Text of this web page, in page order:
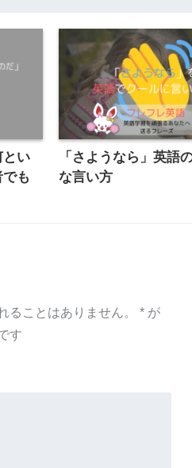
とい
も
「さようなら」英語
な言い方
ることはありません。 * が
す